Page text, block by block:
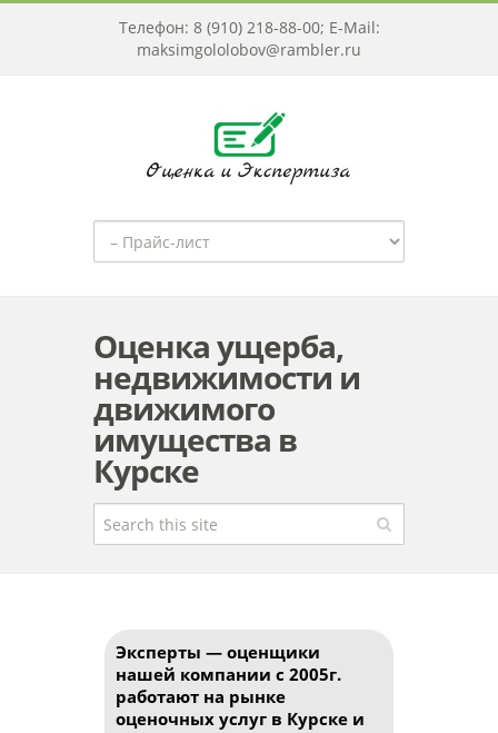
Телефон: 8 (910) 218-88-00; E-Mail:
maksimgololobov@rambler.ru
Оценка ущерба,
недвижимости и
движимого
имущества в
Курске
Эксперты — оценщики
нашей компании с 2005г.
работают на рынке
оценочных услуг в Курске и